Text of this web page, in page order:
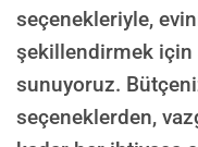
seçenekleriyle,
şekillendirmek için
sunuyoruz.
seçeneklerden,